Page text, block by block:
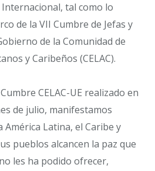
tal como lo
de la VII Cumbre de Jefas y
de la Comunidad de
y Caribeños (CELAC).
CELAC-UE realizado en
de julio, manifestamos
Latina, el Caribe y
pueblos alcancen la paz que
les ha podido ofrecer,